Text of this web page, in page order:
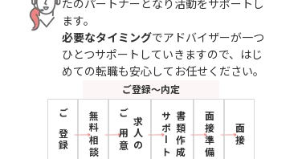
たのパートナーとなり活動をサポートし
ます。
必要なタイミングでアドバイザーが一つ
ひとつサポートしていきますので、はじ
めての転職も安心してお任せください。
ご登録〜内定
ご登録 無料相談 求人の
ご用意 書類作成
サポート 面接準備 面接